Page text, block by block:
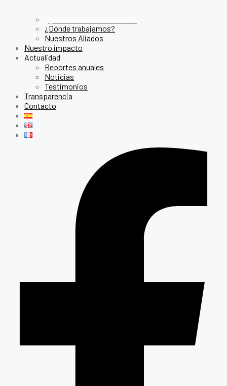
¿Dónde trabajamos?
Nuestros Aliados
Nuestro impacto
Actualidad
Reportes anuales
Noticias
Testimonios
Transparencia
Contacto